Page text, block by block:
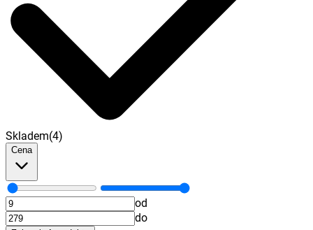
Skladem(4)
Cena
od
do